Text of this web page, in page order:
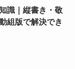
識｜縦書き・敬
組版で解決でき